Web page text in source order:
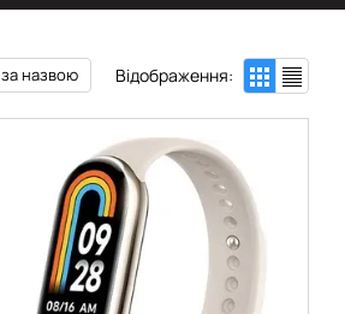
за назвою Відображення: